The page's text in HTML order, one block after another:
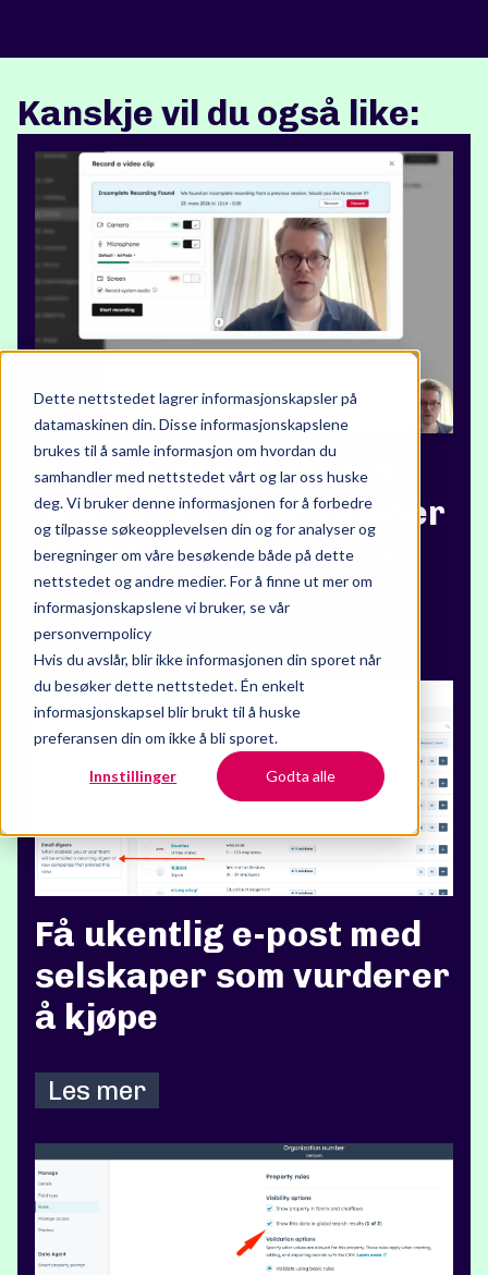
Dette nettstedet lagrer informasjonskapsler på
datamaskinen din. Disse informasjonskapslene
brukes til å samle informasjon om hvordan du
samhandler med nettstedet vårt og lar oss huske
deg. Vi bruker denne informasjonen for å forbedre
og tilpasse søkeopplevelsen din og for analyser og
beregninger om våre besøkende både på dette
nettstedet og andre medier. For å finne ut mer om
informasjonskapslene vi bruker, se vår
personvernpolicy
Hvis du avslår, blir ikke informasjonen din sporet når
du besøker dette nettstedet. Én enkelt
informasjonskapsel blir brukt til å huske
preferansen din om ikke å bli sporet.
Innstillinger Godta alle
Kanskje vil du også like:
Ny HubSpot-funksjon:
Spill inn og send videoer
direkte i plattformen
Les mer
Få ukentlig e-post med
selskaper som vurderer
å kjøpe
Les mer